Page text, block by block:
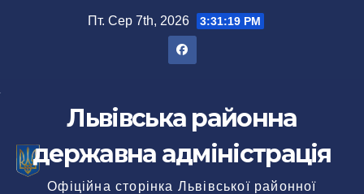
Пт. Сер 7th, 2026 3:31:19 PM
Львівська районна
державна адміністрація
Офіційна сторінка Львівської районної